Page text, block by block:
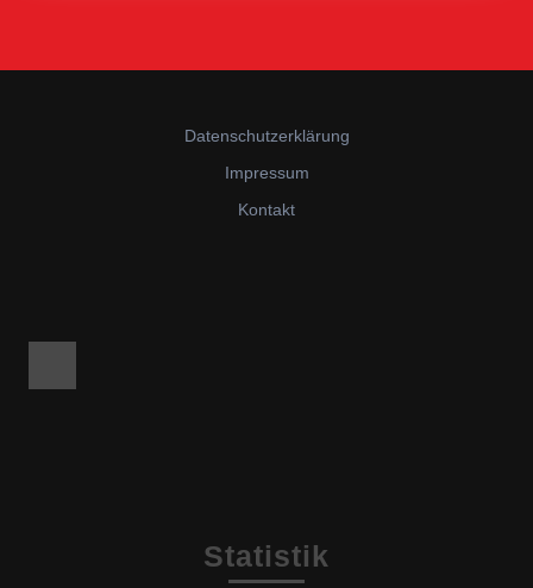
Datenschutzerklärung
Impressum
Kontakt
Statistik